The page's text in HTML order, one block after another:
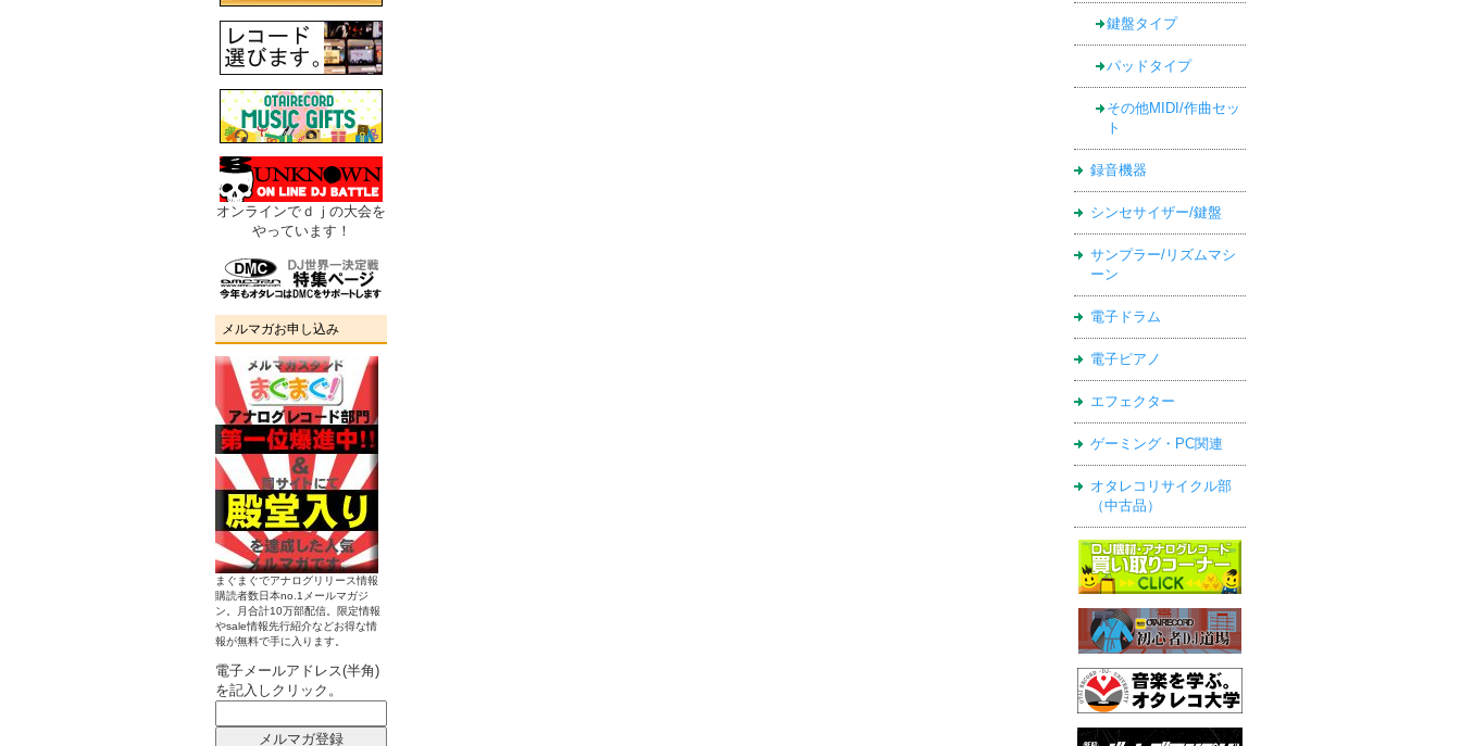
オンラインでｄｊの大会を
やっています！
メルマガお申し込み
まぐまぐでアナログリリース情報
購読者数日本no.1メールマガジ
ン。月合計10万部配信。限定情報
やsale情報先行紹介などお得な情
報が無料で手に入ります。
電子メールアドレス(半角)
を記入しクリック。
鍵盤タイプ
パッドタイプ
その他MIDI/作曲セッ
ト
録音機器
シンセサイザー/鍵盤
サンプラー/リズムマシ
ーン
電子ドラム
電子ピアノ
エフェクター
ゲーミング・PC関連
オタレコリサイクル部
（中古品）